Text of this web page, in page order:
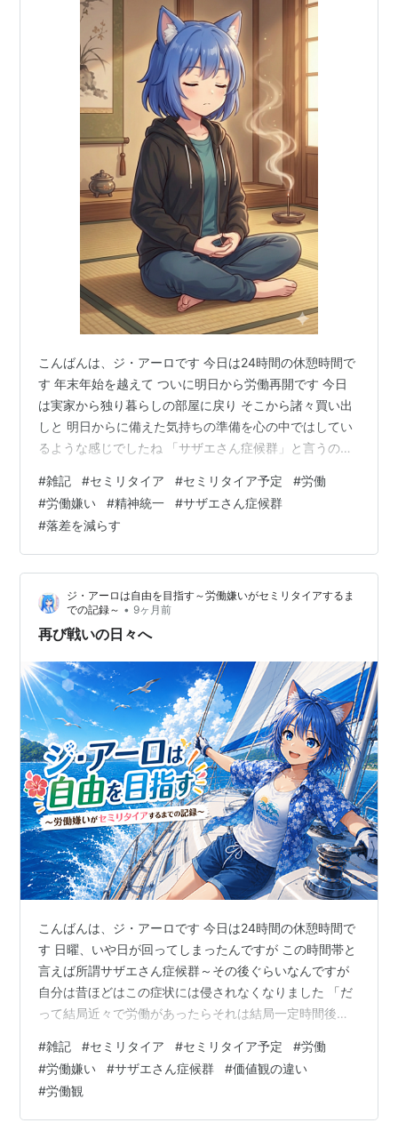
こんばんは、ジ・アーロです 今日は24時間の休憩時間で
す 年末年始を越えて ついに明日から労働再開です 今日
は実家から独り暮らしの部屋に戻り そこから諸々買い出
しと 明日からに備えた気持ちの準備を心の中ではしてい
るような感じでしたね 「サザエさん症候群」と言うのが
違う感じですね 「明日からの労働で（社会的に）生き延
びられるか」 みたいな緊張という形が近いのかなと 社会
人を約15年もやっていれば 連休が終わるという当たり前
の事実も身に染みて分かっていますし その度に前日ギリ
ギリまで全身全霊で現実逃避して憂鬱になってもなあ…
みたいなところから 今…
#雑記 #セミリタイア #セミリタイア予定 #労働
#労働嫌い #精神統一 #サザエさん症候群
#落差を減らす
ジ・アーロは自由を目指す～労働嫌いがセミリタイアするま
での記録～ • 9ヶ月前
再び戦いの日々へ
こんばんは、ジ・アーロです 今日は24時間の休憩時間で
す 日曜、いや日が回ってしまったんですが この時間帯と
言えば所謂サザエさん症候群～その後ぐらいなんですが
自分は昔ほどはこの症状には侵されなくなりました 「だ
って結局近々で労働があったらそれは結局一定時間後に
性の快楽で忘れようが一時的に逃げようが 根本的な"問
題"は何も解決していない」 そういう発想になりました
まあある意味サザエさん症候群から長期目線での諦観に
変質した感じですね 多分仕事好きやエリート層からすれ
#雑記 #セミリタイア #セミリタイア予定 #労働
#労働嫌い #サザエさん症候群 #価値観の違い
#労働観